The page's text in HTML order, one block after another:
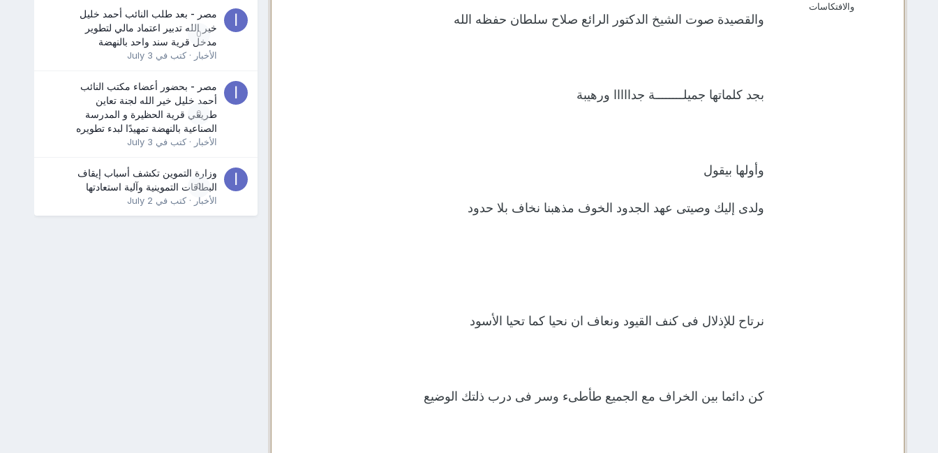
والافتكاسات
والقصيدة صوت الشيخ الدكتور الرائع صلاح سلطان حفظه الله
بجد كلماتها جميلــــــــة جدااااا ورهيبة
وأولها بيقول
ولدى إليك وصيتى عهد الجدود الخوف مذهبنا نخاف بلا حدود
نرتاح للإذلال فى كنف القيود ونعاف ان نحيا كما تحيا الأسود
كن دائما بين الخراف مع الجميع طأطىء وسر فى درب ذلتك الوضيع
0
مصر - بعد طلب النائب أحمد خليل
خير الله تدبير اعتماد مالي لتطوير
مدخل قرية سند واحد بالنهضة
الأخبار · كتب في July 3
0
مصر - بحضور أعضاء مكتب النائب
أحمد خليل خير الله لجنة تعاين
طريقي قرية الحظيرة و المدرسة
الصناعية بالنهضة تمهيدًا لبدء تطويره
الأخبار · كتب في July 3
0
وزارة التموين تكشف أسباب إيقاف
البطاقات التموينية وآلية استعادتها
الأخبار · كتب في July 2